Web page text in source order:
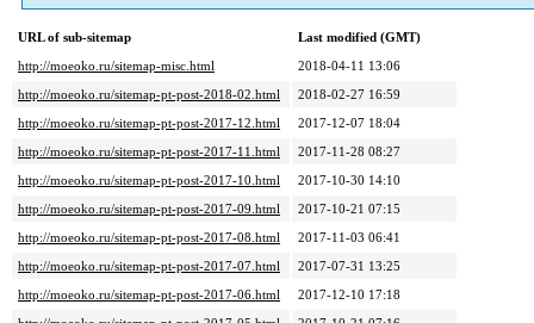
URL of sub-sitemap
Last modified (GMT)
http://moeoko.ru/sitemap-misc.html
2018-04-11 13:06
http://moeoko.ru/sitemap-pt-post-2018-02.html
2018-02-27 16:59
http://moeoko.ru/sitemap-pt-post-2017-12.html
2017-12-07 18:04
http://moeoko.ru/sitemap-pt-post-2017-11.html
2017-11-28 08:27
http://moeoko.ru/sitemap-pt-post-2017-10.html
2017-10-30 14:10
http://moeoko.ru/sitemap-pt-post-2017-09.html
2017-10-21 07:15
http://moeoko.ru/sitemap-pt-post-2017-08.html
2017-11-03 06:41
http://moeoko.ru/sitemap-pt-post-2017-07.html
2017-07-31 13:25
http://moeoko.ru/sitemap-pt-post-2017-06.html
2017-12-10 17:18